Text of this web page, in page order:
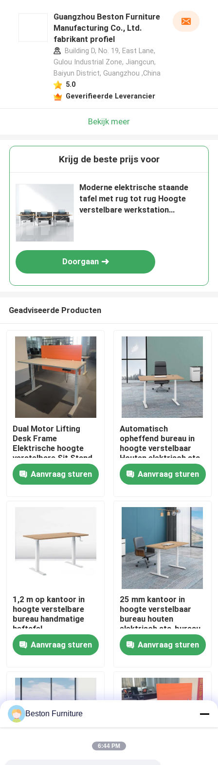
Thuis
Over ons
Fabriekstocht
Kwaliteitscontrole
Neem contact met ons op
Gevallen
Blog
Guangzhou Beston Furniture
Manufacturing Co., Ltd.
fabrikant profiel
Building D, No. 19, East Lane,
Gulou Industrial Zone, Jiangcun,
Baiyun District, Guangzhou ,China
5.0
Geverifieerde Leverancier
Bekijk meer
Krijg de beste prijs voor
Moderne elektrische staande
tafel met rug tot rug Hoogte
verstelbare werkstation
Doorgaan
Geadviseerde Producten
Dual Motor Lifting
Desk Frame
Elektrische hoogte
verstelbare Sit Stand
Desk
Aanvraag sturen
Automatisch
opheffend bureau in
hoogte verstelbaar
Houten elektrisch sta-
liftbureau
Aanvraag sturen
1,2 m op kantoor in
hoogte verstelbare
bureau handmatige
heftafel
Aanvraag sturen
25 mm kantoor in
hoogte verstelbaar
bureau houten
elektrisch sta-bureau
Aanvraag sturen
Beston Furniture
6:44 PM